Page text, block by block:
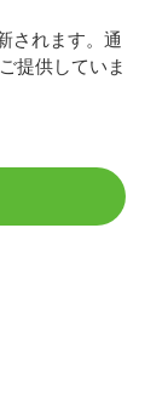
されます。通
提供していま